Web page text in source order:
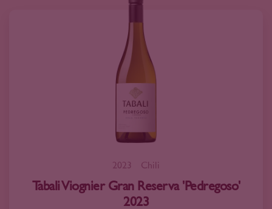
2023 Chili
Tabali Viognier Gran Reserva 'Pedregoso'
2023